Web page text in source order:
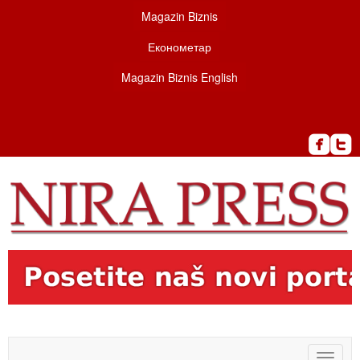
Magazin Biznis
Економетар
Magazin Biznis English